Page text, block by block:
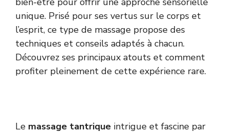
unique. Prisé pour ses vertus sur le corps et
l’esprit, ce type de massage propose des
techniques et conseils adaptés à chacun.
Découvrez ses principaux atouts et comment
profiter pleinement de cette expérience rare.
Le massage tantrique intrigue et fascine par